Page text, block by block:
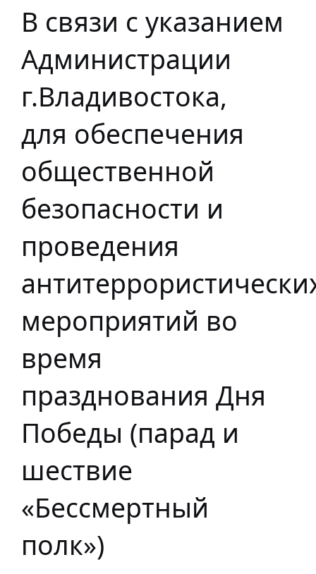
В связи с указанием
Администрации
г.Владивостока,
для обеспечения
общественной
безопасности и
проведения
мероприятий во
время
празднования Дня
Победы (парад и
шествие
«Бессмертный
полк»)